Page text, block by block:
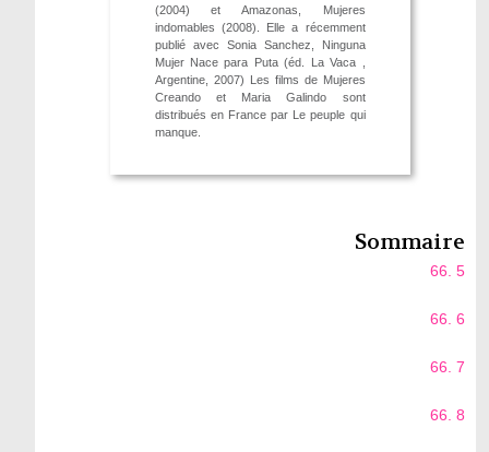
(2004) et Amazonas, Mujeres
indomables (2008). Elle a récemment
publié avec Sonia Sanchez, Ninguna
Mujer Nace para Puta (éd. La Vaca ,
Argentine, 2007) Les films de Mujeres
Creando et Maria Galindo sont
distribués en France par Le peuple qui
manque.
Sommaire
66. 5
66. 6
66. 7
66. 8